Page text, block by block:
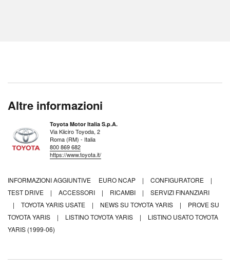
Altre informazioni
Toyota Motor Italia S.p.A.
Via Kiiciro Toyoda, 2
Roma (RM) - Italia
800 869 682
https://www.toyota.it/
INFORMAZIONI AGGIUNTIVE EURO NCAP | CONFIGURATORE
|
TEST DRIVE
| ACCESSORI | RICAMBI |
SERVIZI FINANZIARI
|
TOYOTA YARIS USATE | NEWS SU TOYOTA YARIS |
PROVE SU
TOYOTA YARIS
| LISTINO TOYOTA YARIS |
LISTINO USATO TOYOTA
YARIS (1999-06)